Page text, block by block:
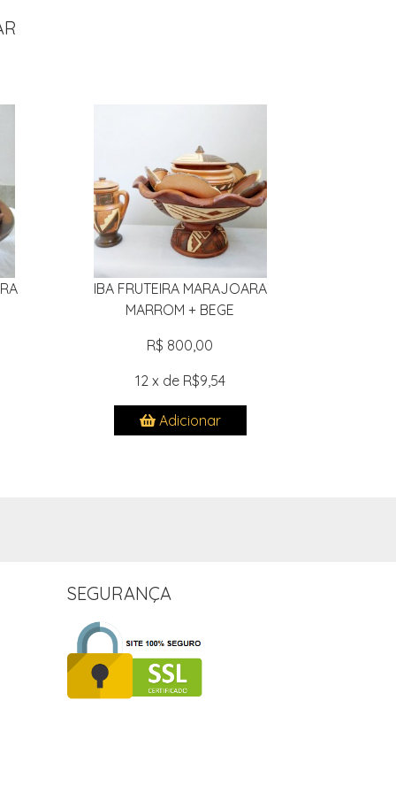
IBA FRUTEIRA MARAJOARA
MARROM + BEGE
R$ 800,00
12 x de R$9,54
Adicionar
SEGURANÇA